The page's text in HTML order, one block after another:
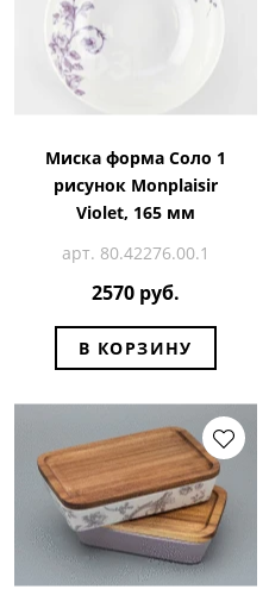
Миска форма Соло 1
рисунок Monplaisir
Violet, 165 мм
арт. 80.42276.00.1
2570 руб.
В КОРЗИНУ